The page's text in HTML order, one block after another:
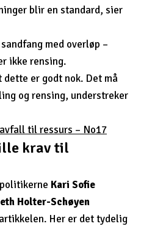
blir en standard, sier
med overløp –
ikke rensing.
er godt nok. Det må
og rensing, understreker
til ressurs – No17
krav til
Kari Sofie
Holter-Schøyen
Her er det tydelig